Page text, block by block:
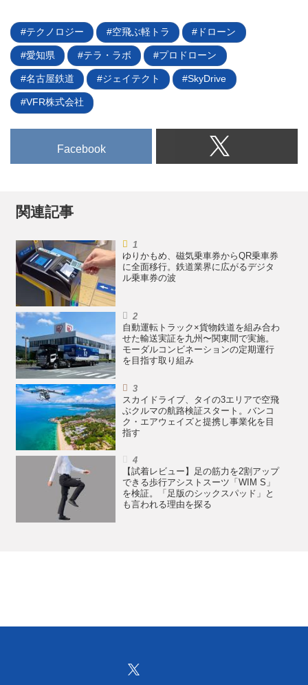
「NFR-01」を公開。シェアサイ
クルサービスの「ハローサイクリ
ング（HELLO CYCLING）」での
利用を可能にすることを発表し
た。
テクノロジー 空飛ぶ軽トラ ドローン
愛知県 テラ・ラボ プロドローン
名古屋鉄道 ジェイテクト SkyDrive
VFR株式会社
Facebook
関連記事
ゆりかもめ、磁気乗車券からQR乗車券
に全面移行。鉄道業界に広がるデジタ
ル乗車券の波
自動運転トラック×貨物鉄道を組み合わ
せた輸送実証を九州〜関東間で実施。
モーダルコンビネーションの定期運行
を目指す取り組み
スカイドライブ、タイの3エリアで空飛
ぶクルマの航路検証スタート。バンコ
ク・エアウェイズと提携し事業化を目
指す
【試着レビュー】足の筋力を2割アップ
できる歩行アシストスーツ「WIM S」
を検証。「足版のシックスパッド」と
も言われる理由を探る